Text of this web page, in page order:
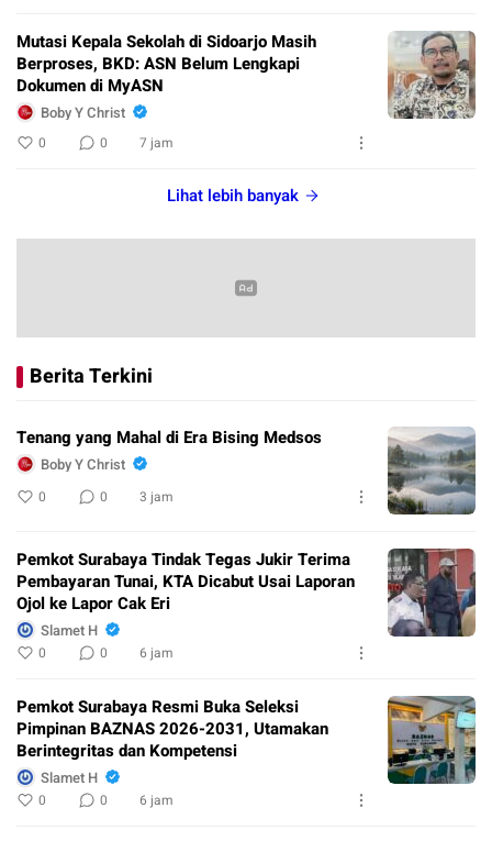
Mutasi Kepala Sekolah di Sidoarjo Masih
Berproses, BKD: ASN Belum Lengkapi
Dokumen di MyASN
Boby Y Christ
0 0 7 jam
Lihat lebih banyak
Berita Terkini
Tenang yang Mahal di Era Bising Medsos
Boby Y Christ
0 0 3 jam
Pemkot Surabaya Tindak Tegas Jukir Terima
Pembayaran Tunai, KTA Dicabut Usai Laporan
Ojol ke Lapor Cak Eri
Slamet H
0 0 6 jam
Pemkot Surabaya Resmi Buka Seleksi
Pimpinan BAZNAS 2026-2031, Utamakan
Berintegritas dan Kompetensi
Slamet H
0 0 6 jam